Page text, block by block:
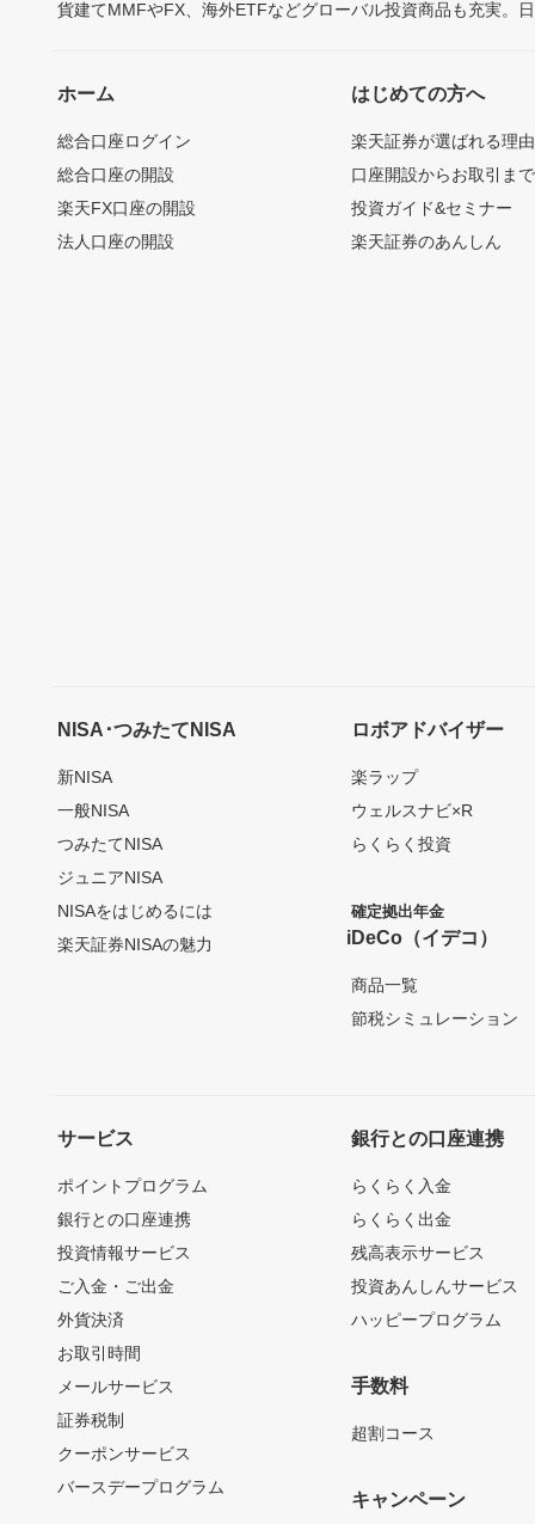
貨建てMMFやFX、海外ETFなどグローバル投資商品も充実。
ホーム
総合口座ログイン
総合口座の開設
楽天FX口座の開設
法人口座の開設
はじめての方へ
楽天証券が選ばれる理由
口座開設からお取引ま
投資ガイド&セミナー
楽天証券のあんしん
NISA･つみたてNISA
新NISA
一般NISA
つみたてNISA
ジュニアNISA
NISAをはじめるには
楽天証券NISAの魅力
ロボアドバイザー
楽ラップ
ウェルスナビ×R
らくらく投資
確定拠出年金
iDeCo（イデコ）
商品一覧
節税シミュレーション
サービス
ポイントプログラム
銀行との口座連携
投資情報サービス
ご入金・ご出金
外貨決済
お取引時間
メールサービス
証券税制
クーポンサービス
バースデープログラム
銀行との口座連携
らくらく入金
らくらく出金
残高表示サービス
投資あんしんサービス
ハッピープログラム
手数料
超割コース
キャンペーン